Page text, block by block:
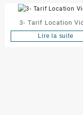
3- Tarif Location
Lire la suite